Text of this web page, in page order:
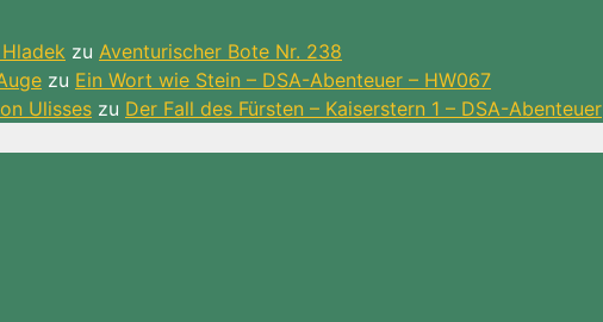
zu Aventurischer Bote Nr. 238
zu Ein Wort wie Stein – DSA-Abenteuer – HW067
Ulisses zu Der Fall des Fürsten – Kaiserstern 1 – DSA-Abenteuer